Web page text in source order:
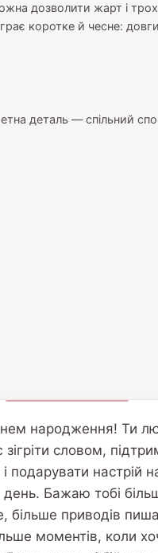
дозволити жарт і трохи
коротке й чесне:
деталь — спільний
народження! Ти
зігріти словом,
подарувати настрій
день. Бажаю тобі
більше приводів
моментів, коли